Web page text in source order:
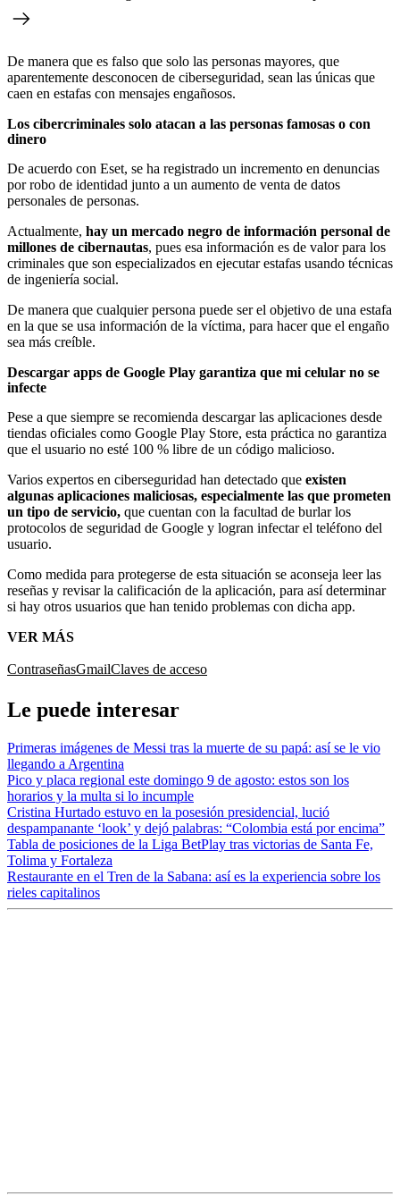
De manera que es falso que solo las personas mayores, que
aparentemente desconocen de ciberseguridad, sean las únicas que
caen en estafas con mensajes engañosos.
Los cibercriminales solo atacan a las personas famosas o con
dinero
De acuerdo con Eset, se ha registrado un incremento en denuncias
por robo de identidad junto a un aumento de venta de datos
personales de personas.
Actualmente, hay un mercado negro de información personal de
millones de cibernautas, pues esa información es de valor para los
criminales que son especializados en ejecutar estafas usando técnicas
de ingeniería social.
De manera que cualquier persona puede ser el objetivo de una estafa
en la que se usa información de la víctima, para hacer que el engaño
sea más creíble.
Descargar apps de Google Play garantiza que mi celular no se
infecte
Pese a que siempre se recomienda descargar las aplicaciones desde
tiendas oficiales como Google Play Store, esta práctica no garantiza
que el usuario no esté 100 % libre de un código malicioso.
Varios expertos en ciberseguridad han detectado que existen
algunas aplicaciones maliciosas, especialmente las que prometen
un tipo de servicio, que cuentan con la facultad de burlar los
protocolos de seguridad de Google y logran infectar el teléfono del
usuario.
Como medida para protegerse de esta situación se aconseja leer las
reseñas y revisar la calificación de la aplicación, para así determinar
si hay otros usuarios que han tenido problemas con dicha app.
VER MÁS
ContraseñasGmailClaves de acceso
Le puede interesar
Primeras imágenes de Messi tras la muerte de su papá: así se le vio
llegando a Argentina
Pico y placa regional este domingo 9 de agosto: estos son los
horarios y la multa si lo incumple
Cristina Hurtado estuvo en la posesión presidencial, lució
despampanante ‘look’ y dejó palabras: “Colombia está por encima”
Tabla de posiciones de la Liga BetPlay tras victorias de Santa Fe,
Tolima y Fortaleza
Restaurante en el Tren de la Sabana: así es la experiencia sobre los
rieles capitalinos